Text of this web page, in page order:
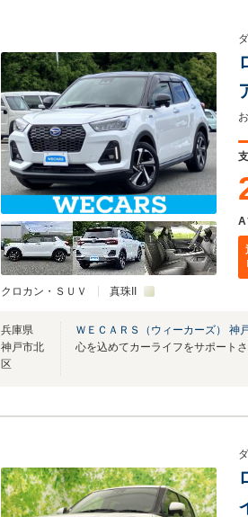
クロカン・ＳＵＶ 真珠II
A
兵庫県
神戸市北
区
ＷＥＣＡＲＳ（ウィーカーズ） 神
心を込めてカーライフをサポート